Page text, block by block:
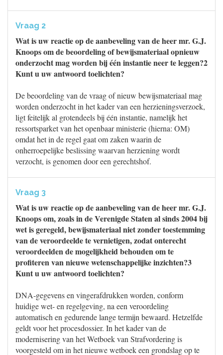
Vraag 2
Wat is uw reactie op de aanbeveling van de heer mr. G.J.
Knoops om de beoordeling of bewijsmateriaal opnieuw
onderzocht mag worden bij één instantie neer te leggen?2
Kunt u uw antwoord toelichten?
De beoordeling van de vraag of nieuw bewijsmateriaal mag
worden onderzocht in het kader van een herzieningsverzoek,
ligt feitelijk al grotendeels bij één instantie, namelijk het
ressortsparket van het openbaar ministerie (hierna: OM)
omdat het in de regel gaat om zaken waarin de
onherroepelijke beslissing waarvan herziening wordt
verzocht, is genomen door een gerechtshof.
Vraag 3
Wat is uw reactie op de aanbeveling van de heer mr. G.J.
Knoops om, zoals in de Verenigde Staten al sinds 2004 bij
wet is geregeld, bewijsmateriaal niet zonder toestemming
van de veroordeelde te vernietigen, zodat onterecht
veroordeelden de mogelijkheid behouden om te
profiteren van nieuwe wetenschappelijke inzichten?3
Kunt u uw antwoord toelichten?
DNA-gegevens en vingerafdrukken worden, conform
huidige wet- en regelgeving, na een veroordeling
automatisch en gedurende lange termijn bewaard. Hetzelfde
geldt voor het procesdossier. In het kader van de
modernisering van het Wetboek van Strafvordering is
voorgesteld om in het nieuwe wetboek een grondslag op te